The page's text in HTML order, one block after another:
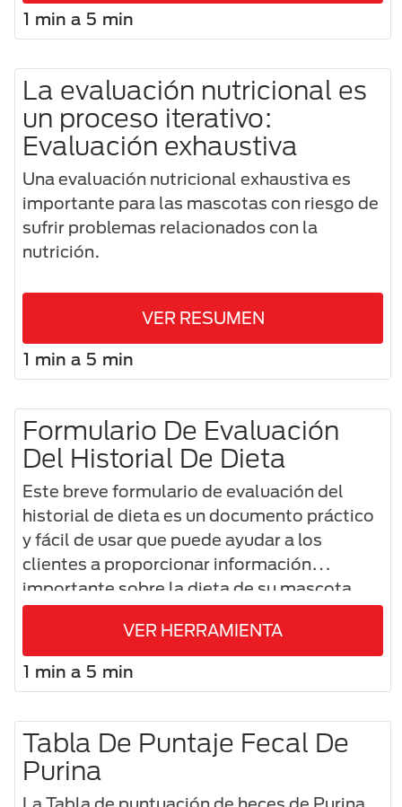
1 min a 5 min
La evaluación nutricional es
un proceso iterativo:
Evaluación exhaustiva
Una evaluación nutricional exhaustiva es
importante para las mascotas con riesgo de
sufrir problemas relacionados con la
nutrición.
VER RESUMEN
1 min a 5 min
Formulario De Evaluación
Del Historial De Dieta
Este breve formulario de evaluación del
historial de dieta es un documento práctico
y fácil de usar que puede ayudar a los
clientes a proporcionar información
importante sobre la dieta de su mascota.
VER HERRAMIENTA
1 min a 5 min
Tabla De Puntaje Fecal De
Purina